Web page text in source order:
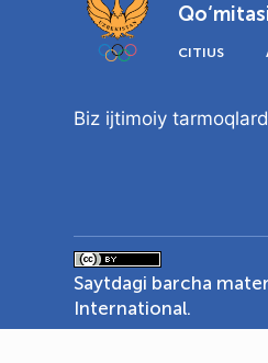
CITIUS
Biz ijtimoiy
Saytdagi barcha
International.